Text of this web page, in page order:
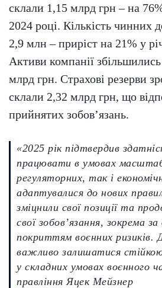
склали 1,15 млрд грн – на
2024 році. Кількість чинних
2,9 млн – приріст на 21% у
Активи компанії
млрд грн. Страхові резерви
склали 2,32 млрд грн, що
прийнятих зобов’язань.
«2025 рік підтвердив
працювати в умовах
регуляторних, так і
адаптувалися до нових
зміцнили свої позиції та
свої зобов’язання, зокрема
покриттям воєнних ризиків.
важливо залишатися
у складних умовах воєнного
правління Яцек Мейзнер